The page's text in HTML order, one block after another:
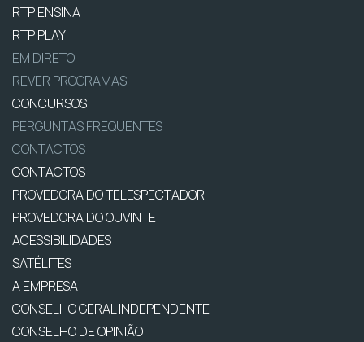
RTP ENSINA
RTP PLAY
EM DIRETO
REVER PROGRAMAS
CONCURSOS
PERGUNTAS FREQUENTES
CONTACTOS
CONTACTOS
PROVEDORA DO TELESPECTADOR
PROVEDORA DO OUVINTE
ACESSIBILIDADES
SATÉLITES
A EMPRESA
CONSELHO GERAL INDEPENDENTE
CONSELHO DE OPINIÃO